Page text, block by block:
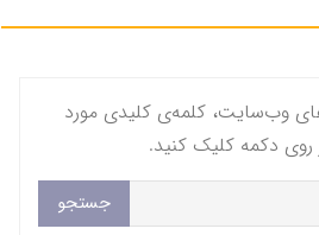
وب‌سایت، کلمه‌ی کلیدی مورد
روی دکمه کلیک کنید.
جستجو